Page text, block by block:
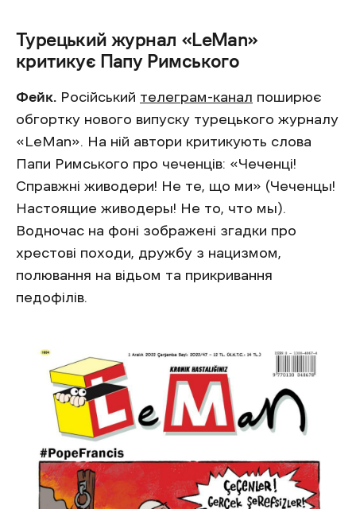
Турецький журнал «LeMan»
критикує Папу Римського
Фейк. Російський телеграм-канал поширює
обгортку нового випуску турецького журналу
«LeMan». На ній автори критикують слова
Папи Римського про чеченців: «Чеченці!
Справжні живодери! Не те, що ми» (Чеченцы!
Настоящие живодеры! Не то, что мы).
Водночас на фоні зображені згадки про
хрестові походи, дружбу з нацизмом,
полювання на відьом та прикривання
педофілів.